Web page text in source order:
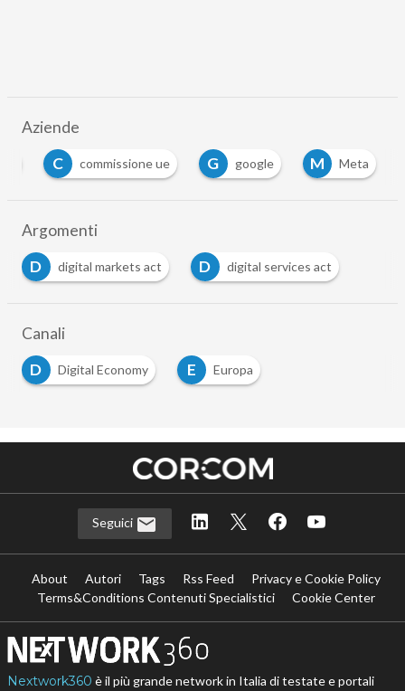
Aziende
C commissione ue G google M
Meta
Argomenti
D
digital markets act D
digital services act
Canali
D
Digital Economy E
Europa
Seguici
About Autori Tags Rss Feed
Privacy e Cookie Policy
Terms&Conditions Contenuti Specialistici
Cookie Center
Nextwork360 è il più grande network in Italia di testate e portali